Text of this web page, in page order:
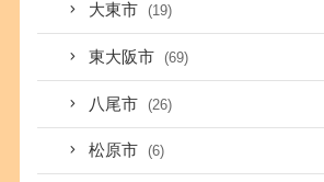
大東市 (19)
東大阪市 (69)
八尾市 (26)
松原市 (6)